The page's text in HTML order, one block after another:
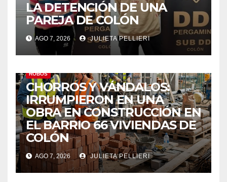
LA DETENCIÓN DE UNA
PAREJA DE COLÓN
AGO 7, 2026 JULIETA PELLIERI
ROBOS
CHORROS Y VÁNDALOS:
IRRUMPIERON EN UNA
OBRA EN CONSTRUCCIÓN EN
EL BARRIO 66 VIVIENDAS DE
COLÓN
AGO 7, 2026 JULIETA PELLIERI